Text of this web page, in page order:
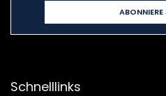
Schnelllinks